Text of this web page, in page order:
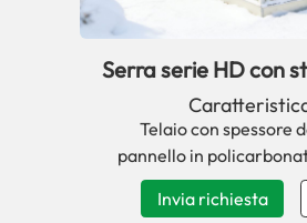
Serra serie HD con
facile da
Telaio con spessore
pannello in
Invia richiesta